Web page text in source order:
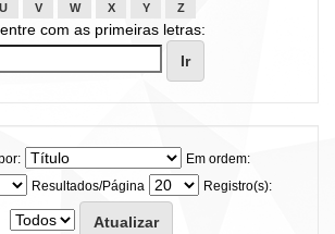
U
V W X Y Z
com as primeiras letras:
Em ordem:
Resultados/Página
Registro(s):